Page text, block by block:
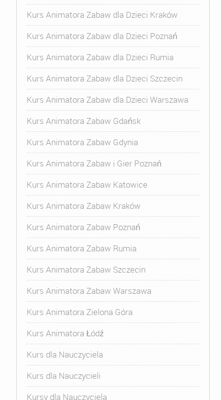
Kurs Animatora Zabaw dla Dzieci Kraków
Kurs Animatora Zabaw dla Dzieci Poznań
Kurs Animatora Zabaw dla Dzieci Rumia
Kurs Animatora Zabaw dla Dzieci Szczecin
Kurs Animatora Zabaw dla Dzieci Warszawa
Kurs Animatora Zabaw Gdańsk
Kurs Animatora Zabaw Gdynia
Kurs Animatora Zabaw i Gier Poznań
Kurs Animatora Zabaw Katowice
Kurs Animatora Zabaw Kraków
Kurs Animatora Zabaw Poznań
Kurs Animatora Zabaw Rumia
Kurs Animatora Zabaw Szczecin
Kurs Animatora Zabaw Warszawa
Kurs Animatora Zielona Góra
Kurs Animatora Łódź
Kurs dla Nauczyciela
Kurs dla Nauczycieli
Kursy dla Nauczyciela